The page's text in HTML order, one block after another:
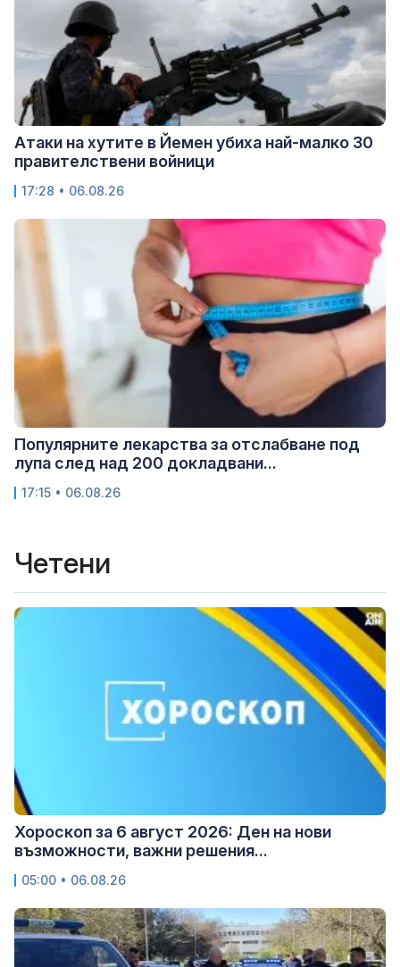
Атаки на хутите в Йемен убиха най-малко 30
правителствени войници
17:28 • 06.08.26
Популярните лекарства за отслабване под
лупа след над 200 докладвани...
17:15 • 06.08.26
Четени
Хороскоп за 6 август 2026: Ден на нови
възможности, важни решения...
05:00 • 06.08.26